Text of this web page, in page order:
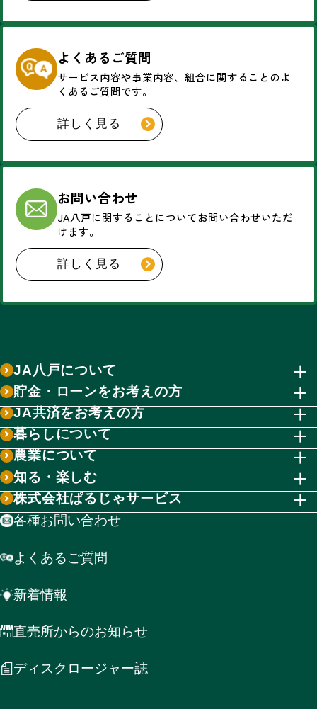
よくあるご質問
サービス内容や事業内容、組合に関することのよ
くあるご質問です。
詳しく見る
お問い合わせ
JA八戸に関することについてお問い合わせいただ
けます。
詳しく見る
JA八戸について
貯金・ローンをお考えの方
JA共済をお考えの方
暮らしについて
農業について
知る・楽しむ
株式会社ぱるじゃサービス
各種お問い合わせ
よくあるご質問
新着情報
直売所からのお知らせ
ディスクロージャー誌